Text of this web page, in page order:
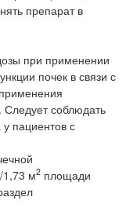
препарат в
при применении
почек в связи с
Следует соблюдать
пациентов с
1,73 м2 площади